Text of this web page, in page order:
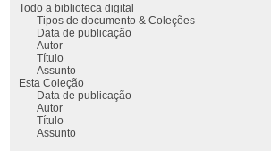
Todo a biblioteca digital
Tipos de documento & Coleções
Data de publicação
Autor
Título
Assunto
Esta Coleção
Data de publicação
Autor
Título
Assunto